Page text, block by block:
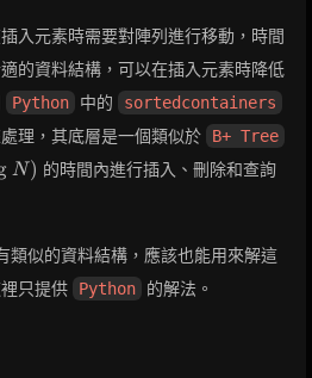
入元素時需要對陣列進行移動，時間
的資料結構，可以在插入元素時降低
Python 中的 sortedcontainers
理，其底層是一個類似於 B+ Tree
N) 的時間內進行插入、刪除和查詢
類似的資料結構，應該也能用來解這
只提供
Python 的解法。